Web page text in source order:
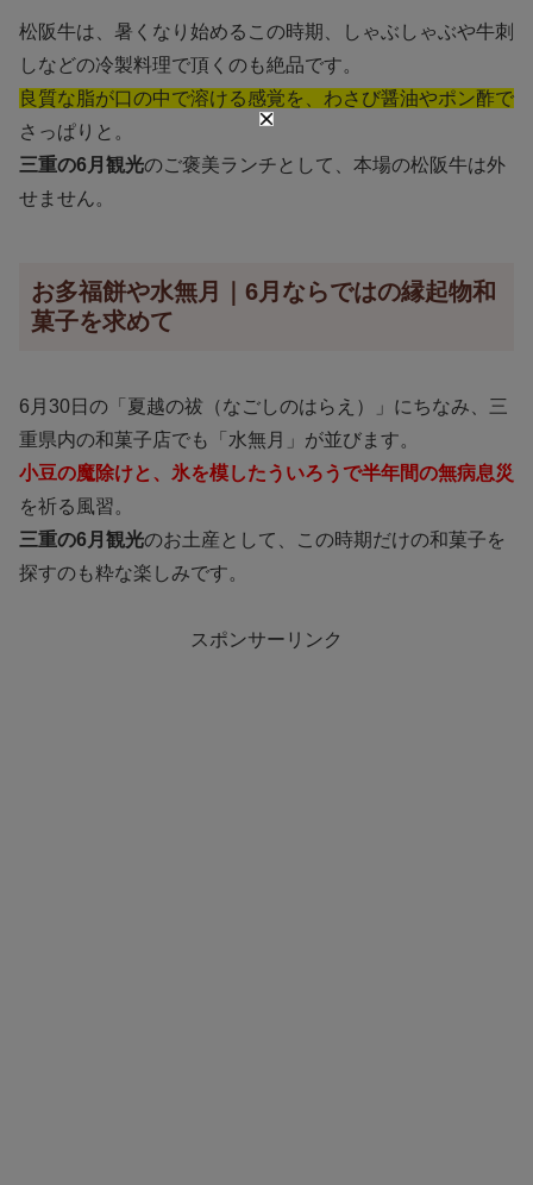
松阪牛は、暑くなり始めるこの時期、しゃぶしゃぶや牛刺
しなどの冷製料理で頂くのも絶品です。
良質な脂が口の中で溶ける感覚を、わさび醤油やポン酢で
さっぱりと。
三重の6月観光のご褒美ランチとして、本場の松阪牛は外
せません。
お多福餅や水無月｜6月ならではの縁起物和
菓子を求めて
6月30日の「夏越の祓（なごしのはらえ）」にちなみ、三
重県内の和菓子店でも「水無月」が並びます。
小豆の魔除けと、氷を模したういろうで半年間の無病息災
を祈る風習。
三重の6月観光のお土産として、この時期だけの和菓子を
探すのも粋な楽しみです。
スポンサーリンク